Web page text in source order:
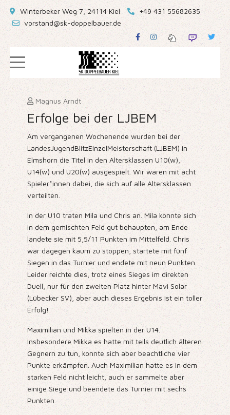
Winterbeker Weg 7, 24114 Kiel
+49 431 55682635
vorstand@sk-doppelbauer.de
Magnus Arndt
Erfolge bei der LJBEM
Am vergangenen Wochenende wurden bei der
LandesJugendBlitzEinzelMeisterschaft (LJBEM) in
Elmshorn die Titel in den Altersklassen U10(w),
U14(w) und U20(w) ausgespielt. Wir waren mit acht
Spieler*innen dabei, die sich auf alle Altersklassen
verteilten.
In der U10 traten Mila und Chris an. Mila konnte sich
in dem gemischten Feld gut behaupten, am Ende
landete sie mit 5,5/11 Punkten im Mittelfeld. Chris
war dagegen kaum zu stoppen, startete mit fünf
Siegen in das Turnier und endete mit neun Punkten.
Leider reichte dies, trotz eines Sieges im direkten
Duell, nur für den zweiten Platz hinter Mavi Solar
(Lübecker SV), aber auch dieses Ergebnis ist ein toller
Erfolg!
Maximilian und Mikka spielten in der U14.
Insbesondere Mikka es hatte mit teils deutlich älteren
Gegnern zu tun, konnte sich aber beachtliche vier
Punkte erkämpfen. Auch Maximilian hatte es in dem
starken Feld nicht leicht, auch er sammelte aber
einige Siege und beendete das Turnier mit sechs
Punkten.